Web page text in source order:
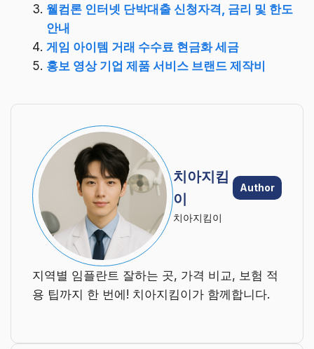
웰컴론 인터넷 단박대출 신청자격, 금리 및 한도
안내
게임 아이템 거래 수수료 현금화 세금
홍보 영상 기업 제품 서비스 브랜드 제작비
치아지킴
이
Author
치아지킴이
지역별 임플란트 잘하는 곳, 가격 비교, 보험 적
용 팁까지 한 번에! 치아지킴이가 함께합니다.